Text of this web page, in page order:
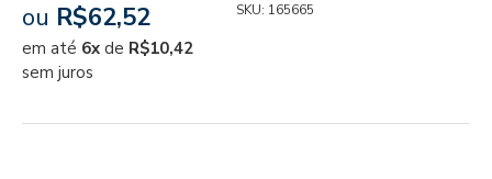
ou R$62,52
em até 6x de R$10,42
sem juros
SKU: 165665